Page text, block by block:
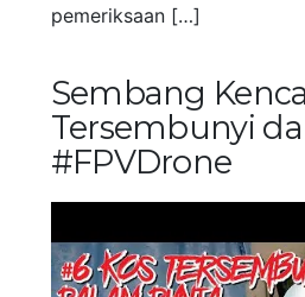
pemeriksaan […]
Sembang
Tersembunyi
#FPVDrone